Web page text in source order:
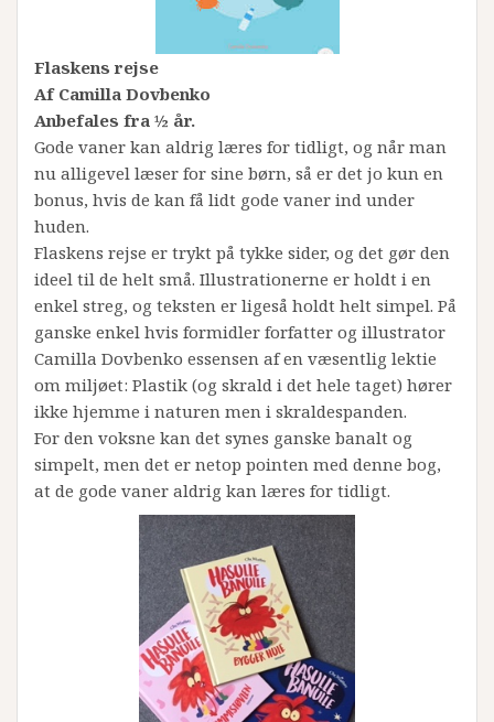
Flaskens rejse
Af Camilla Dovbenko
Anbefales fra ½ år.
Gode vaner kan aldrig læres for tidligt, og når man
nu alligevel læser for sine børn, så er det jo kun en
bonus, hvis de kan få lidt gode vaner ind under
huden.
Flaskens rejse er trykt på tykke sider, og det gør den
ideel til de helt små. Illustrationerne er holdt i en
enkel streg, og teksten er ligeså holdt helt simpel. På
ganske enkel hvis formidler forfatter og illustrator
Camilla Dovbenko essensen af en væsentlig lektie
om miljøet: Plastik (og skrald i det hele taget) hører
ikke hjemme i naturen men i skraldespanden.
For den voksne kan det synes ganske banalt og
simpelt, men det er netop pointen med denne bog,
at de gode vaner aldrig kan læres for tidligt.